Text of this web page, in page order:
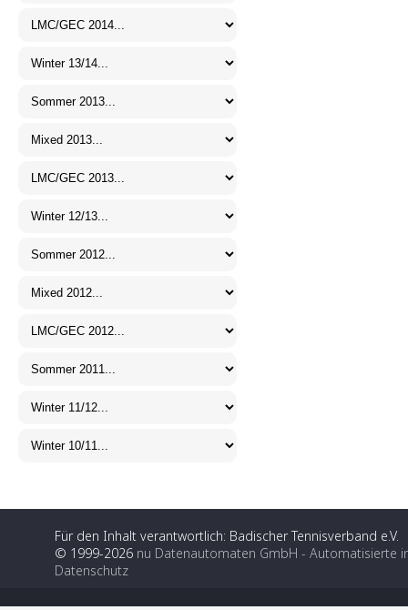
Für den Inhalt verantwortlich: Badischer Tennisverband e.V.
© 1999-2026 nu Datenautomaten GmbH - Automatisierte
Datenschutz